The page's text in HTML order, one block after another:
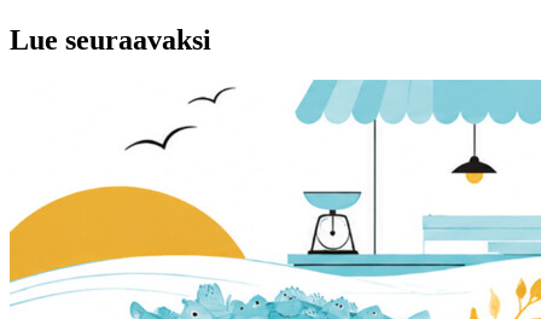
Lue seuraavaksi